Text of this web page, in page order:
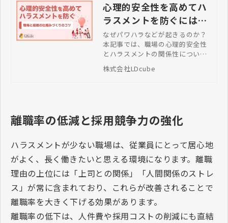
心理的安全性を高めてハ
ラスメントを防ぐには？
職場と組織の仕組みづく
りのコツを解説！
なぜパワハラなどが起きるのか？
本記事では、職場の心理的安全性
とハラスメントの関係性について
解説します。心理的安全性を高め
るためのコミュニケーションの取
株式会社LDcube
離職率の低減と採用競争力の強化
ハラスメントが少ない職場は、従業員にとって居心地
がよく、長く働きたいと思える環境になります。離職
理由の上位には「上司との関係」「人間関係のストレ
ス」が常に含まれており、これらが改善されることで
離職率を大きく下げる効果があります。
離職率の低下は、人件費や採用コストの削減にも直結